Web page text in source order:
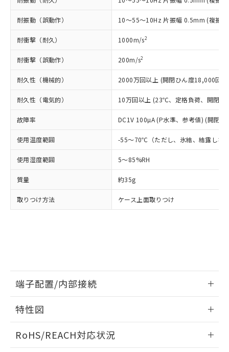
耐振動（誤動作） 10～55～10Hz 片振幅 0.5mm (複振
耐衝撃（耐久） 1000m/s2
耐衝撃（誤動作） 200m/s2
耐久性（機械的） 2000万回以上 (開閉ひん度18,000回/
耐久性（電気的） 10万回以上 (23℃、定格負荷、開閉
故障率 DC1V 100µA (P水準、参考値) (開閉
使用温度範囲 -55～70℃（ただし、氷結、結露しな
使用湿度範囲 5～85%RH
質量 約35g
取りつけ方法 ケース上面取りつけ
端子配置/内部接続
端子配置/内部接続
特性図
RoHS/REACH対応状況
正式な納期状況および標準価格はお客
様のお取引先、またはお客様担当のオ
ムロン制御機器販売店・当社販売員に
ご相談ください。
オムロン制御機器販売店や当社販売拠
販売ネットワーク
」をご確認
ください。
在庫状況および標準価格結果を当社の
事前の承諾なく第三者に漏洩または開
示しないようお願いします。
マイパーツ機能（部品リスト作成サー
ビス）をご利用いただくには、I-Web
メンバーズにご登録されている必要が
お客様が当ウェブサイト上で当社にご
登録された部品リストについて、当社
および当社の共同利用者が、当社の製
品・サービスに関するお客様との取
引・商談に必要な範囲で利用すること
(PBDE) 1000ppm以下、フタル酸ビス(2-エチルヘキシ
ル) (DEHP)(別名：DOP) 1000ppm以下、フタル酸ブチ
ルベンジル（BBP） 1000ppm以下、フタル酸ジブチル
（DBP） 1000ppm以下、フタル酸ジイソブチル
(DIBP) 1000ppm以下
但し、RoHS指令で産業用監視および制御機器に対する
フタル酸エステル類の４物質については閾値を超える意
※2 対応予定月
部品在庫の切り替え状況などにより、予定
月が前後することがあります。
※3 非含有証明書ダウンロード
とができます。
ものではありません。
また、RoHS指令のフタル酸エステル類４
物質の対応では、対応完了までの期間は出
欄に対応日を記載しておりました。
既に当社にて対応品への在庫切替を完了
していることから、特段のことがない限
り、2022年1月12日より割愛しておりま
DBP(フタル酸ジブチル) : 1000ppm、 DIBP(フタル酸ジ
イソブチル) : 1000ppm、 BBP(フタル酸ブチルベンジ
ル) : 1000ppm、
DEHP(フタル酸ビス(2-エチルヘキシル)) : 1000ppm
※2 環境保護使用期限
「ｅ」：有害物質（10物質）のすべてが基
準値以下であることを示します。
「10」：通常の使用状況下において有害物
質が外部に漏えいし、環境に深刻な影響を
及ぼさない年数を意味します。
「－」：未確認です。当社販売部門へお問
い合わせください。
当社は規制貨物を破棄する場合は、完
全に破砕するなど、違法に輸出されな
いよう必要な手段を講じます。
当社は貴社製品を、核兵器、ミサイ
ル、化学兵器、生物兵器またはその他
武器並びにこれらの製造装置等に一切
使用いたしません。
当社は、貴社製品を第三者に販売する
場合は、上記1、2および3の内容を当
該第三者に通知します。また当社は、
販売先および販売に係わる関係者が違
法に輸出するおそれがある場合は、取
り引きをいたしません。
一定数以上の在庫あり
一定数には満たないが在庫あり
－
在庫なし(最新の在庫状況につ
いては、お客様のお取引先、ま
たはお客様担当のオムロン制御
機器販売店・当社販売員にご確
白
受注生産機種、また在庫状況の
情報を公開していない機種